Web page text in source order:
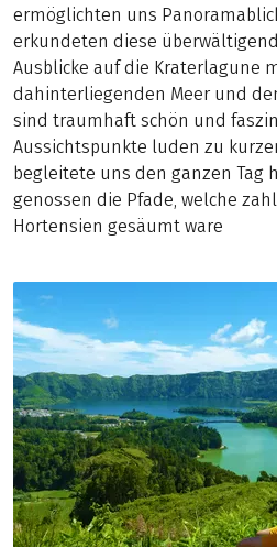
ermöglichten uns
erkundeten diese
Ausblicke auf die Kraterlagune
dahinterliegenden Meer und
sind traumhaft schön und
Aussichtspunkte luden zu
begleitete uns den ganzen Tag
genossen die Pfade, welche
Hortensien gesäumt ware